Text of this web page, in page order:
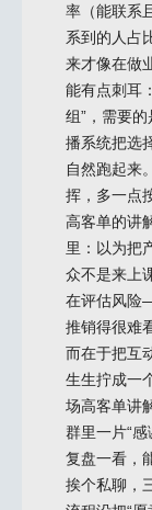
率（能联系
系到的人占
来才像在做
能有点刺耳
组”，需要
播系统把选
自然跑起来
挥，多一点
高客单的讲
里：以为把
众不是来上
在评估风险
推销得很难
而在于把互
生生拧成一
场高客单讲
群里一片“
复盘一看，
挨个私聊，